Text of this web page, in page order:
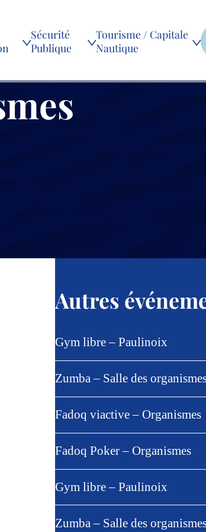
Sécurité
Publique
Tourisme / Capitale
Nautique
Autres
Gym libre – Paulinoix
Zumba – Salle des
Fadoq viactive – Organismes
Fadoq Poker – Organismes
Gym libre – Paulinoix
Zumba – Salle des